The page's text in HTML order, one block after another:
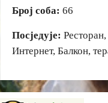
Број соба: 66
Посједује:
Интернет, Балкон,